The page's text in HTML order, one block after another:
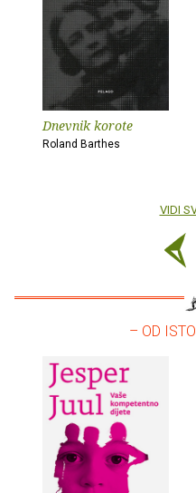
Dnevnik korote
Roland Barthes
VIDI
– OD